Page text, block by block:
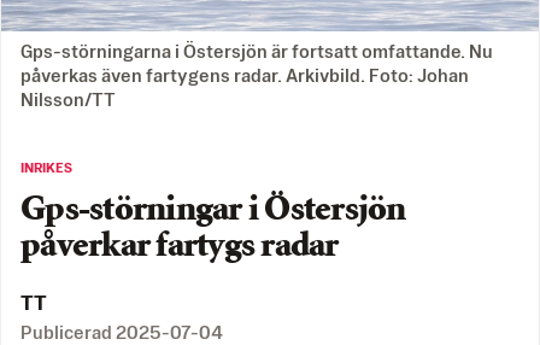
Gps-störningarna i Östersjön är fortsatt omfattande. Nu
påverkas även fartygens radar. Arkivbild. Foto: Johan
Nilsson/TT
INRIKES
Gps-störningar i Östersjön
påverkar fartygs radar
TT
Publicerad 2025-07-04